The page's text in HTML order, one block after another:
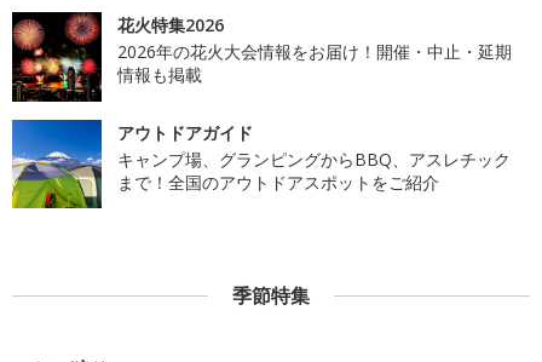
花火特集2026
2026年の花火大会情報をお届け！開催・中止・延期
情報も掲載
アウトドアガイド
キャンプ場、グランピングからBBQ、アスレチック
まで！全国のアウトドアスポットをご紹介
季節特集